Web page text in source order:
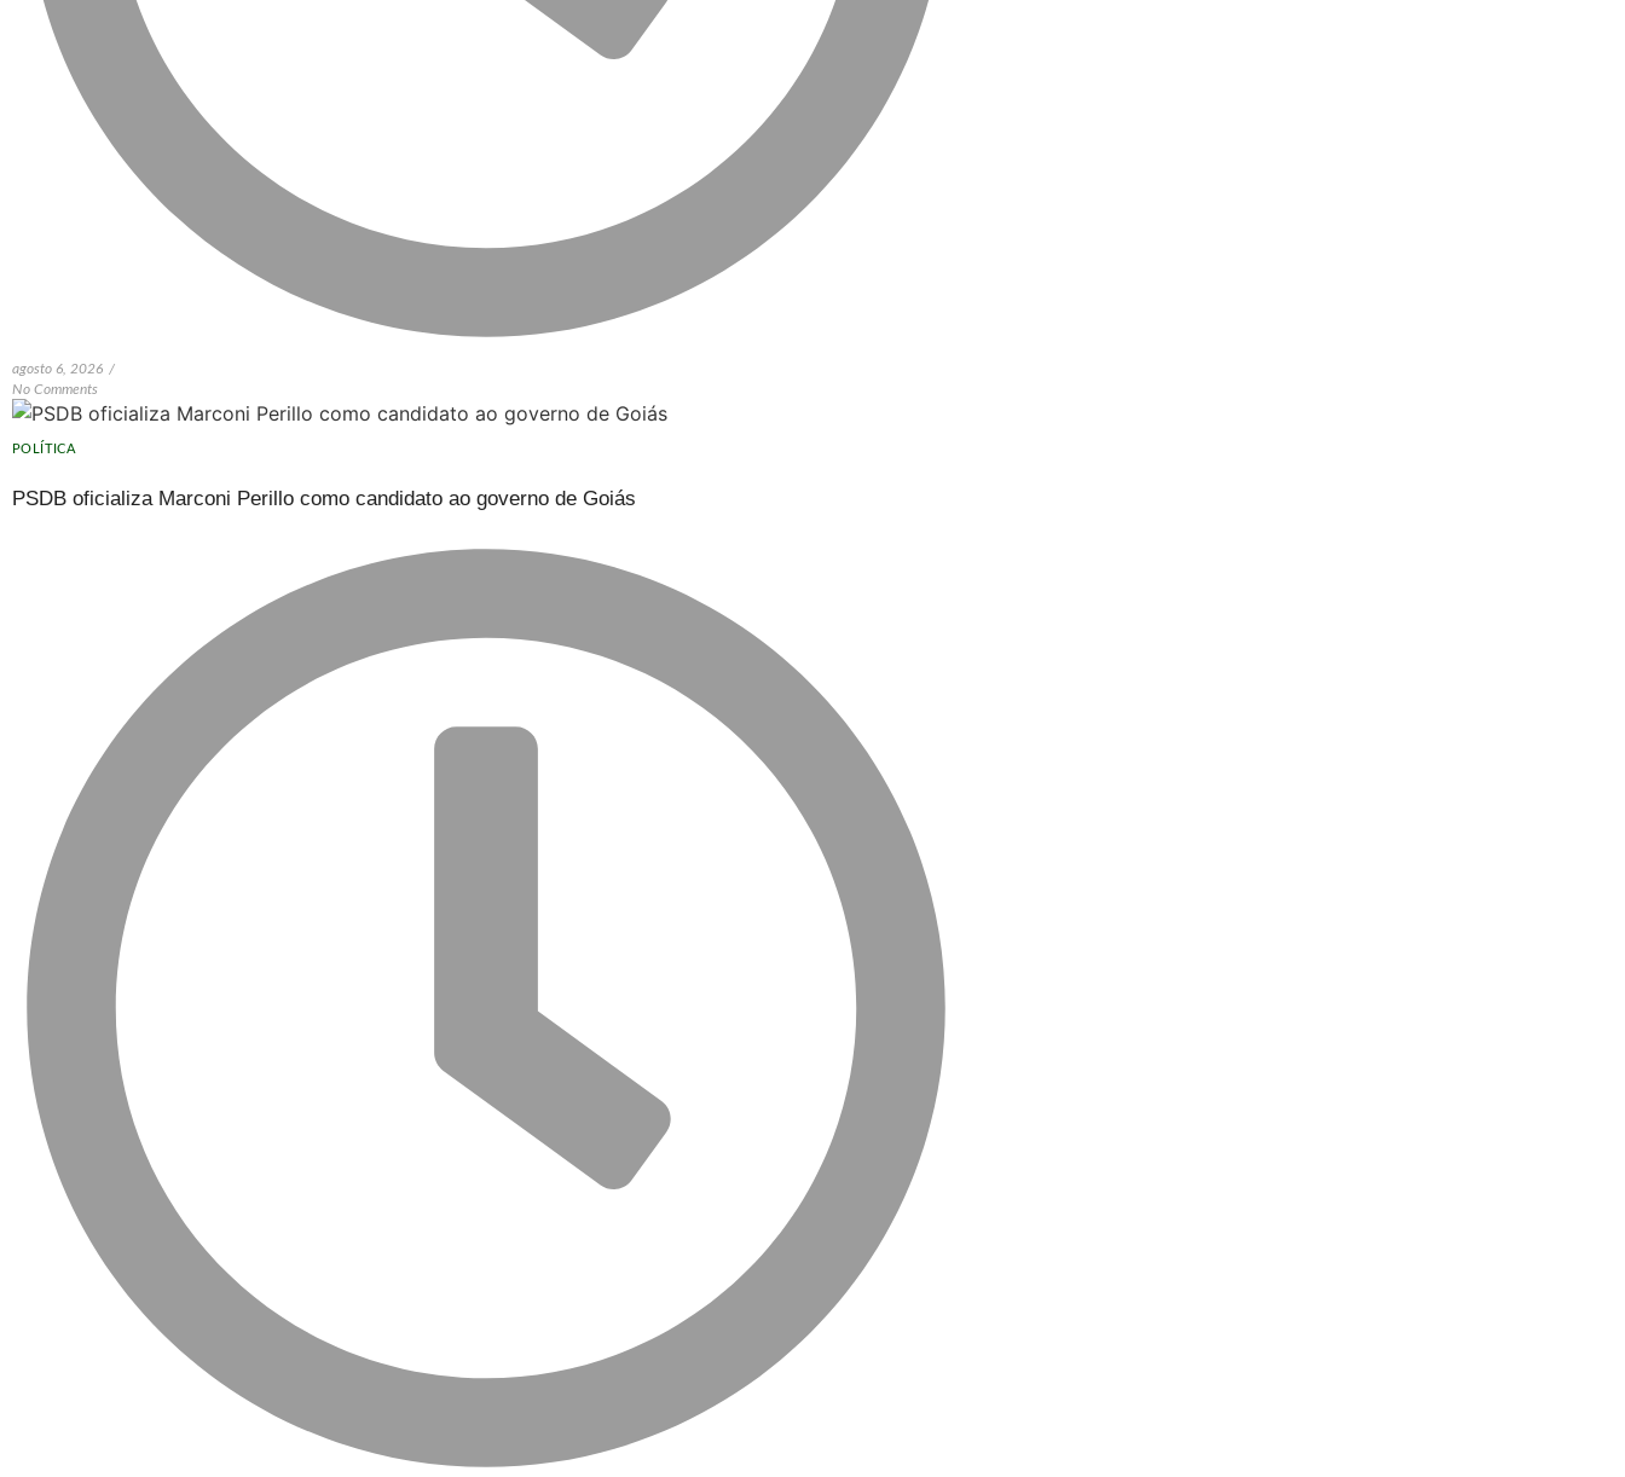
agosto 6, 2026 /
No Comments
POLÍTICA
PSDB oficializa Marconi Perillo como candidato ao governo de Goiás